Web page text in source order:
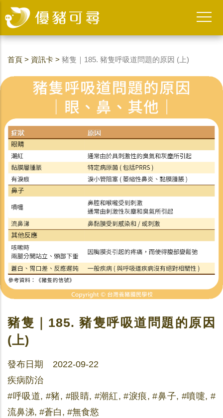
首頁 > 資訊卡 > 豬隻｜185. 豬隻呼吸道問題的原因 (上)
豬隻｜185. 豬隻呼吸道問題的原因
(上)
發布日期 2022-09-22
疾病防治
#呼吸道, #豬, #眼睛, #潮紅, #淚痕, #鼻子, #噴嚏, #
流鼻涕, #蒼白, #無食慾